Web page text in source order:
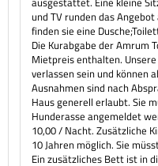
und TV runden das
finden sie eine
Die Kurabgabe der Amrum
Mietpreis enthalten.
verlassen sein und können
Ausnahmen sind nach
Haus generell erlaubt. Sie
Hunderasse angemeldet
10,00 / Nacht. Zusätzliche
10 Jahren möglich. Sie
Ein zusätzliches Bett ist in